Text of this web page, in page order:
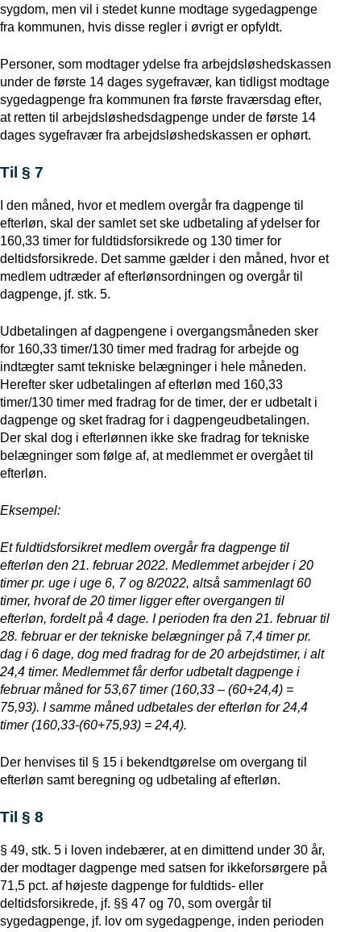
sygdom, men vil i stedet kunne modtage sygedagpenge
fra kommunen, hvis disse regler i øvrigt er opfyldt.
Personer, som modtager ydelse fra arbejdsløshedskassen
under de første 14 dages sygefravær, kan tidligst modtage
sygedagpenge fra kommunen fra første fraværsdag efter,
at retten til arbejdsløshedsdagpenge under de første 14
dages sygefravær fra arbejdsløshedskassen er ophørt.
Til § 7
I den måned, hvor et medlem overgår fra dagpenge til
efterløn, skal der samlet set ske udbetaling af ydelser for
160,33 timer for fuldtidsforsikrede og 130 timer for
deltidsforsikrede. Det samme gælder i den måned, hvor et
medlem udtræder af efterlønsordningen og overgår til
dagpenge, jf. stk. 5.
Udbetalingen af dagpengene i overgangsmåneden sker
for 160,33 timer/130 timer med fradrag for arbejde og
indtægter samt tekniske belægninger i hele måneden.
Herefter sker udbetalingen af efterløn med 160,33
timer/130 timer med fradrag for de timer, der er udbetalt i
dagpenge og sket fradrag for i dagpengeudbetalingen.
Der skal dog i efterlønnen ikke ske fradrag for tekniske
belægninger som følge af, at medlemmet er overgået til
efterløn.
Eksempel:
Et fuldtidsforsikret medlem overgår fra dagpenge til
efterløn den 21. februar 2022. Medlemmet arbejder i 20
timer pr. uge i uge 6, 7 og 8/2022, altså sammenlagt 60
timer, hvoraf de 20 timer ligger efter overgangen til
efterløn, fordelt på 4 dage. I perioden fra den 21. februar til
28. februar er der tekniske belægninger på 7,4 timer pr.
dag i 6 dage, dog med fradrag for de 20 arbejdstimer, i alt
24,4 timer. Medlemmet får derfor udbetalt dagpenge i
februar måned for 53,67 timer (160,33 – (60+24,4) =
75,93). I samme måned udbetales der efterløn for 24,4
timer (160,33-(60+75,93) = 24,4).
Der henvises til § 15 i bekendtgørelse om overgang til
efterløn samt beregning og udbetaling af efterløn.
Til § 8
§ 49, stk. 5 i loven indebærer, at en dimittend under 30 år,
der modtager dagpenge med satsen for ikkeforsørgere på
71,5 pct. af højeste dagpenge for fuldtids- eller
deltidsforsikrede, jf. §§ 47 og 70, som overgår til
sygedagpenge, jf. lov om sygedagpenge, inden perioden